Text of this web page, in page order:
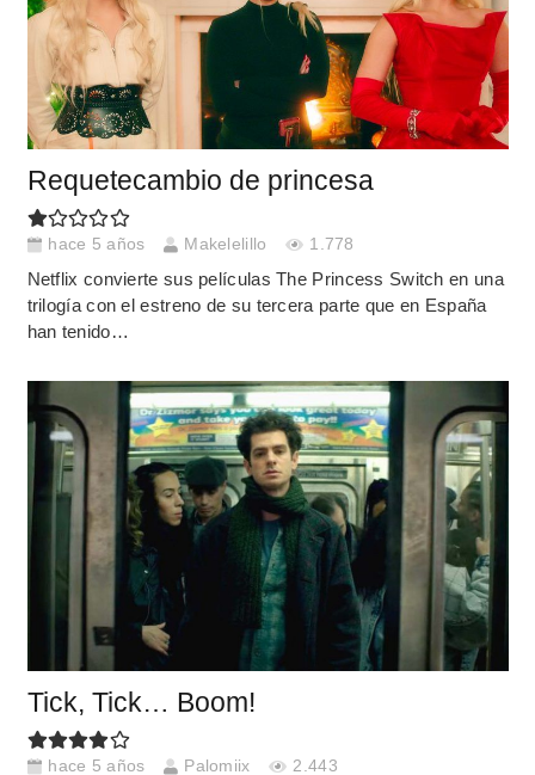
Requetecambio de princesa
hace 5 años Makelelillo 1.778
Netflix convierte sus películas The Princess Switch en una
trilogía con el estreno de su tercera parte que en España
han tenido…
Tick, Tick… Boom!
hace 5 años Palomiix 2.443